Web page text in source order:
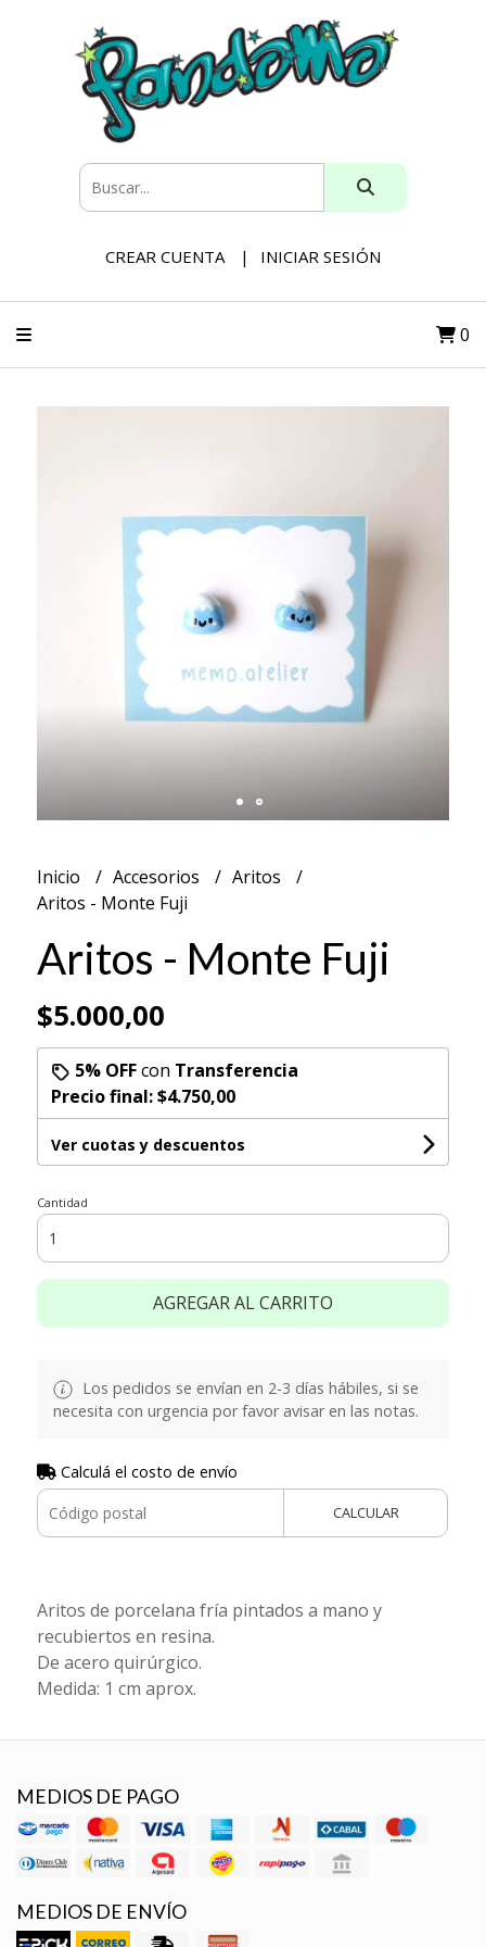
CREAR CUENTA INICIAR SESIÓN
0
Inicio Accesorios
Aritos
Aritos - Monte Fuji
Aritos - Monte Fuji
$5.000,00
5% OFFcon Transferencia
Precio final:$4.750,00
Ver cuotas y descuentos
Cantidad
AGREGAR AL CARRITO
Los pedidos se envían en 2-3 días hábiles, si se
necesita con urgencia por favor avisar en las notas.
Calculá el costo de envío
CALCULAR
Aritos de porcelana fría pintados a mano y
recubiertos en resina.
De acero quirúrgico.
Medida: 1 cm aprox.
MEDIOS DE PAGO
MEDIOS DE ENVÍO